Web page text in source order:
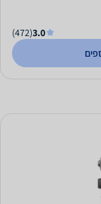
3.0
(472)